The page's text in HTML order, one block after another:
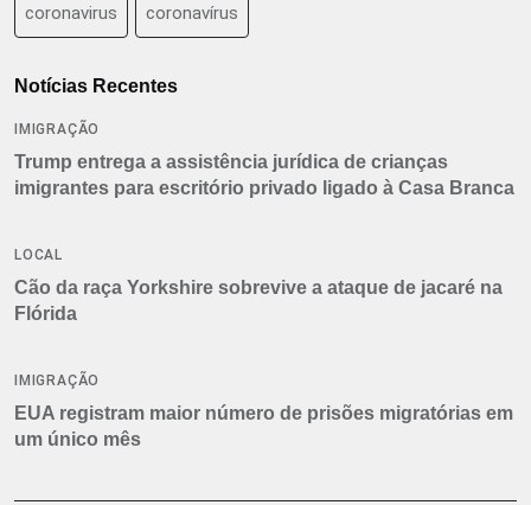
coronavirus coronavírus
Notícias Recentes
IMIGRAÇÃO
Trump entrega a assistência jurídica de crianças
imigrantes para escritório privado ligado à Casa Branca
LOCAL
Cão da raça Yorkshire sobrevive a ataque de jacaré na
Flórida
IMIGRAÇÃO
EUA registram maior número de prisões migratórias em
um único mês